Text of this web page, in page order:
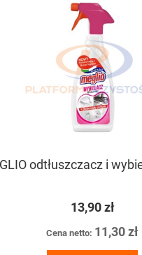
odtłuszczacz i
13,90 zł
Cena netto: 11,30 zł